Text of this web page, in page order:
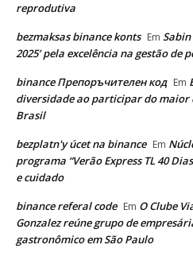
reprodutiva
bezmaksas binance konts Em Sabin
2025’ pela excelência na gestão de
binance Препоръчителен код Em
diversidade ao participar do maior
Brasil
bezplatn'y úcet na binance Em
programa “Verão Express TL 40
e cuidado
binance referal code Em O Clube
Gonzalez reúne grupo de
gastronômico em São Paulo